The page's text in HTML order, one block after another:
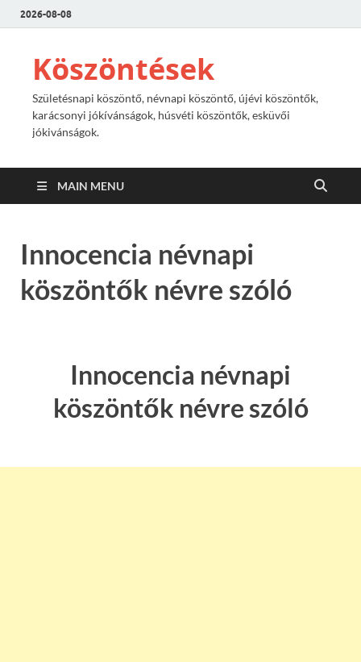
2026-08-08
Köszöntések
Születésnapi köszöntő, névnapi köszöntő, újévi köszöntők,
karácsonyi jókívánságok, húsvéti köszöntők, esküvői
jókivánságok.
MAIN MENU
Innocencia névnapi
köszöntők névre szóló
Innocencia névnapi
köszöntők névre szóló